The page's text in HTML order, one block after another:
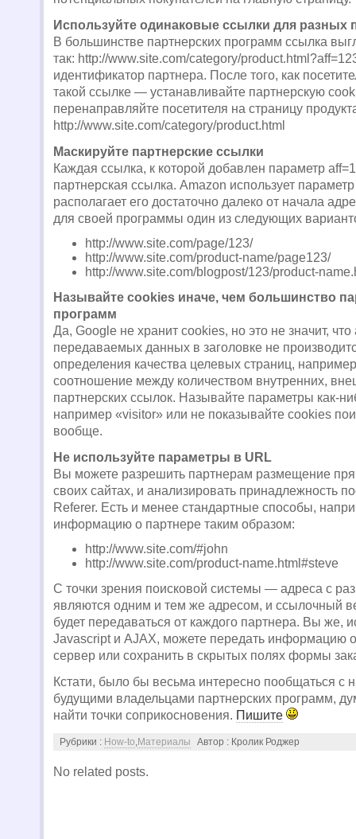
Используйте одинаковые ссылки для разных
В большинстве партнерских программ ссылка
так: http://www.site.com/category/
идентификатор партнера. После того, как
такой ссылке — устанавливайте партнерскую
перенаправляйте посетителя на страницу
http://www.site.com/category/product.html
Маскируйте партнерские ссылки
Каждая ссылка, к которой добавлен параметр
партнерская ссылка. Amazon использует
располагает его достаточно далеко от начала
для своей программы один из следующих
http://www.site.com/page/123/
http://www.site.com/product-name/page123/
http://www.site.com/blogpost/123/product-
Называйте cookies иначе, чем большинство
программ
Да, Google не хранит cookies, но это не значит, что
передаваемых данных в заголовке не
определения качества целевых страниц,
соотношение между количеством внутренних,
партнерских ссылок. Называйте параметры как-
например «visitor» или не показывайте cookies
вообще.
Не используйте параметры в URL
Вы можете разрешить партнерам размещение
своих сайтах, и анализировать принадлежность
Referer. Есть и менее стандартные способы,
информацию о партнере таким образом:
http://www.site.com/#john
http://www.site.com/product-name.html#steve
С точки зрения поисковой системы — адреса с
являются одним и тем же адресом, и ссылочный
будет передаваться от каждого партнера. Вы же,
Javascript и AJAX, можете передать информацию
сервер или сохранить в скрытых полях формы
Кстати, было бы весьма интересно пообщаться с
будущими владельцами партнерских программ,
найти точки соприкосновения. Пишите
Рубрики : How-to,Материалы Автор : Кролик Роджер
No related posts.